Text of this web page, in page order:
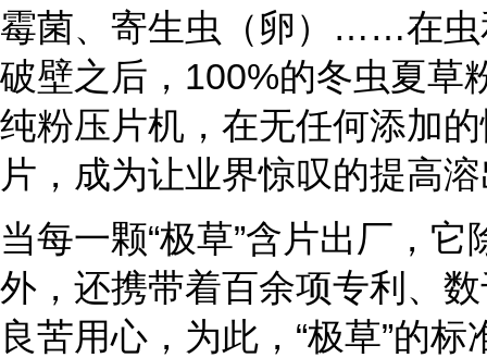
霉菌、寄生虫（卵）……在虫
破壁之后，100%的冬虫夏草
纯粉压片机，在无任何添加
片，成为让业界惊叹的提高
当每一颗“极草”含片出厂，
外，还携带着百余项专利、
良苦用心，为此，“极草”的